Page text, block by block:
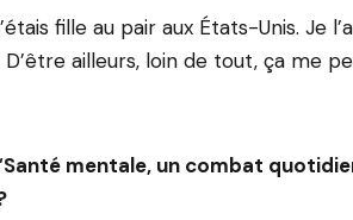
fille au pair aux États-Unis. Je
ailleurs, loin de tout, ça me
mentale, un combat